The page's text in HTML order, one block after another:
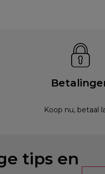
Koop nu, betaal
tips en